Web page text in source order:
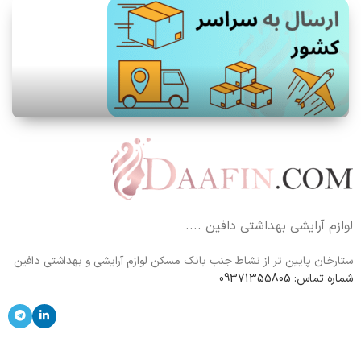
لوازم آرایشی بهداشتی دافین ....
ستارخان پایین تر از نشاط جنب بانک مسکن لوازم آرایشی و بهداشتی دافین
شماره تماس: 09371355805